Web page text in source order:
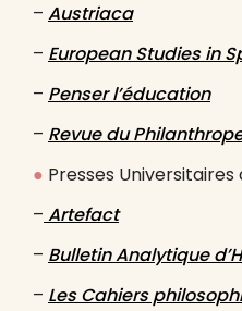
– Austriaca
– European Studies in
– Penser l’éducation
– Revue du
● Presses Universitaires
– Artefact
– Bulletin Analytique
– Les Cahiers